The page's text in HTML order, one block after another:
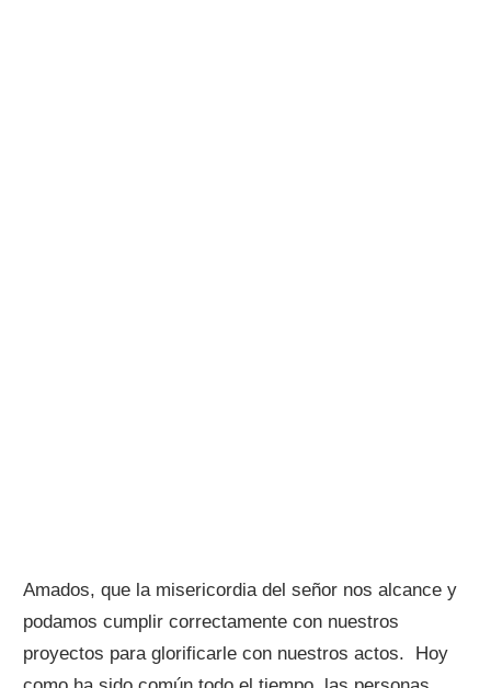
Amados, que la misericordia del señor nos alcance y
podamos cumplir correctamente con nuestros
proyectos para glorificarle con nuestros actos. Hoy